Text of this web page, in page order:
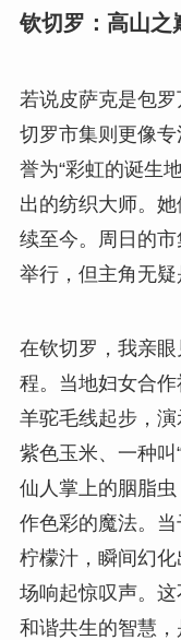
钦切罗：高山之
若说皮萨克是包
切罗市集则更像
誉为“彩虹的诞生
出的纺织大师。
续至今。周日的
举行，但主角无疑
在钦切罗，我亲
程。当地妇女合
羊驼毛线起步，演
紫色玉米、一种叫
仙人掌上的胭脂
作色彩的魔法。
柠檬汁，瞬间幻
场响起惊叹声。
和谐共生的智慧，